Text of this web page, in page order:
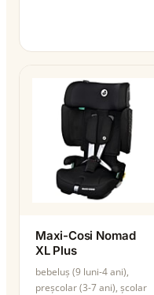
Maxi-Cosi Nomad
XL Plus
bebeluș (9 luni-4 ani),
preșcolar (3-7 ani), școlar